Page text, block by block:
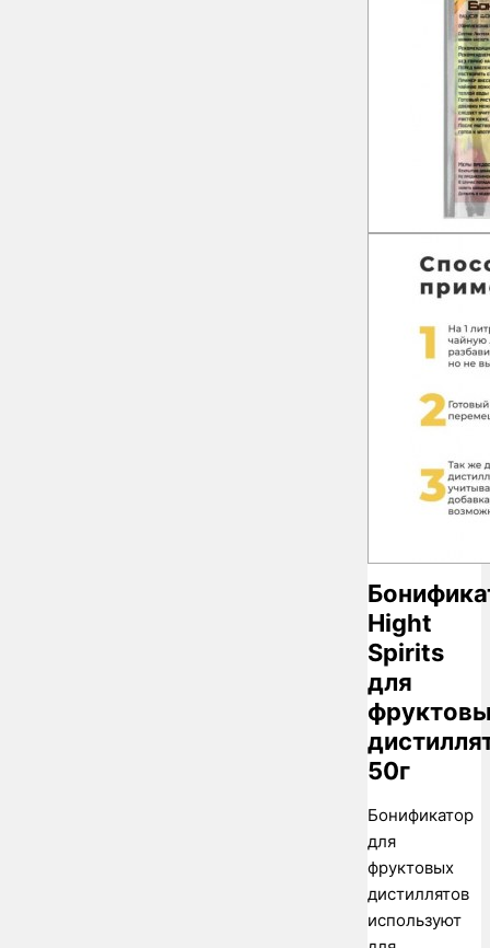
Hight
Spirits
для
50г
Бонификатор
для
фруктовых
дистиллятов
используют